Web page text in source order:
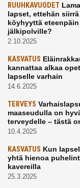
RUUHKAVUODET
lapset, ettehän siirrä
köyhyyttä eteenpäin
jälkipolville?
2.10.2025
KASVATUS
kannattaa alkaa
lapselle varhain
14.6.2025
TERVEYS
maaseudulla on
terveydelle – tästä
10.4.2025
KASVATUS Kun
yhtä hienoa
kavereilla
25.3.2025